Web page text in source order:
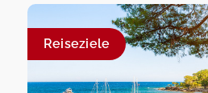
Reiseziele